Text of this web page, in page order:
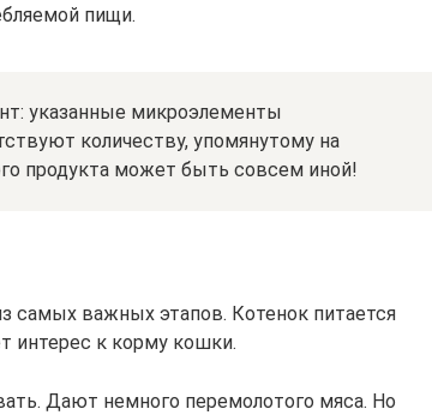
пищи.
указанные микроэлементы
количеству, упомянутому на
продукта может быть совсем иной!
самых важных этапов. Котенок питается
интерес к корму кошки.
Дают немного перемолотого мяса. Но